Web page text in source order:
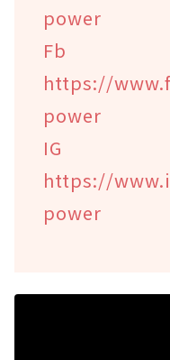
power
https://
power
https://
power